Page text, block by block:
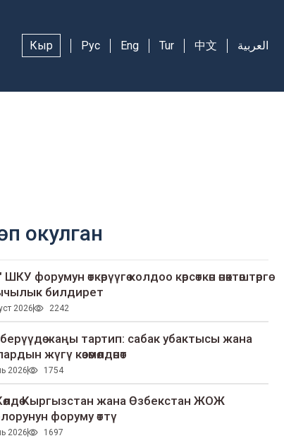
Кыр Рус Eng Tur 中文 العربية
окулган
форумун өткөрүүгө колдоо көрсөткөн өнөктөштөргө
билдирет
2026 2242
жаңы тартип: сабак убактысы жана
жүгү көзөмөлдөнөт
2026 1754
Кыргызстан жана Өзбекстан ЖОЖ
форуму өттү
2026 1697